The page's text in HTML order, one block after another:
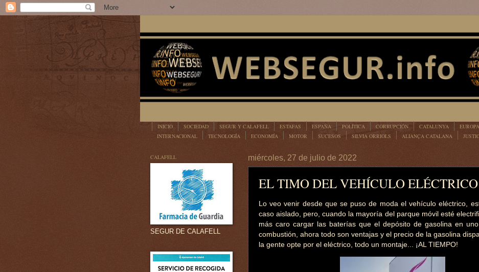
INICIO SOCIEDAD SEGUR Y CALAFELL ESTAFAS ESPAÑA POLÍTICA CORRUPCIÓN CATALUNYA
EUROPA
INTERNACIONAL
TECNOLOGÍA ECONOMÍA MOTOR SUCESOS SILVIA ORRIOLS ALIANÇA CATALANA
miércoles, 27 de julio de 2022
EL TIMO DEL VEHÍCULO ELÉCTRICO
Lo veo venir desde que se puso de moda el vehículo eléctrico,
caso aislado, pero, cuando la mayoría del parque móvil esté
más caro cargar las baterías que el depósito de gasolina en
combustión, ahora todo son ventajas y el precio de la gasolina
la gente opte por el eléctrico, todo un montaje... ¡AL TIEMPO!
CALAFELL
SEGUR DE CALAFELL